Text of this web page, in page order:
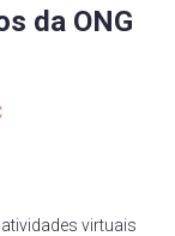
da ONG
virtuais